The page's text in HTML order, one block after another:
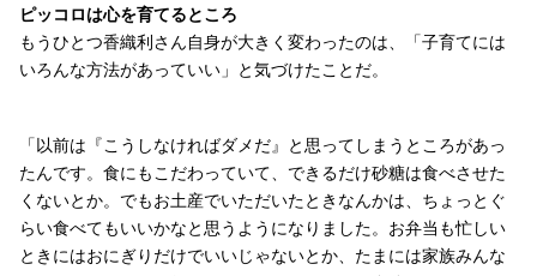
ピッコロは心を育てるところ
もうひとつ香織利さん自身が大きく変わったのは、「子育てには
いろんな方法があっていい」と気づけたことだ。
「以前は『こうしなければダメだ』と思ってしまうところがあっ
たんです。食にもこだわっていて、できるだけ砂糖は食べさせた
くないとか。でもお土産でいただいたときなんかは、ちょっとぐ
らい食べてもいいかなと思うようになりました。お弁当も忙しい
ときにはおにぎりだけでいいじゃないとか、たまには家族みんな